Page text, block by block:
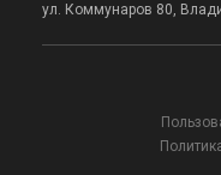
ул. Коммунаров 80,